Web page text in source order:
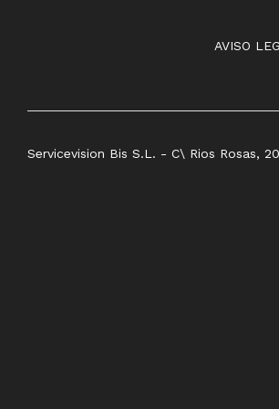
AVISO
Servicevision Bis S.L. - C\ Rios Rosas,